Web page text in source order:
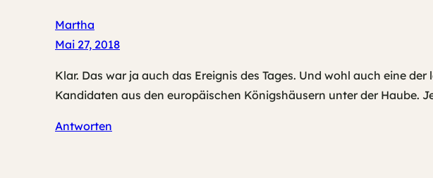
Martha
Mai 27, 2018
Klar. Das war ja auch das Ereignis des Tages. Und wohl auch eine
Kandidaten aus den europäischen Königshäusern unter der Haube.
Antworten